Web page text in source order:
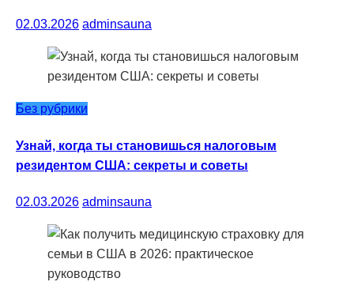
02.03.2026 adminsauna
Без рубрики
Узнай, когда ты становишься налоговым
резидентом США: секреты и советы
02.03.2026 adminsauna